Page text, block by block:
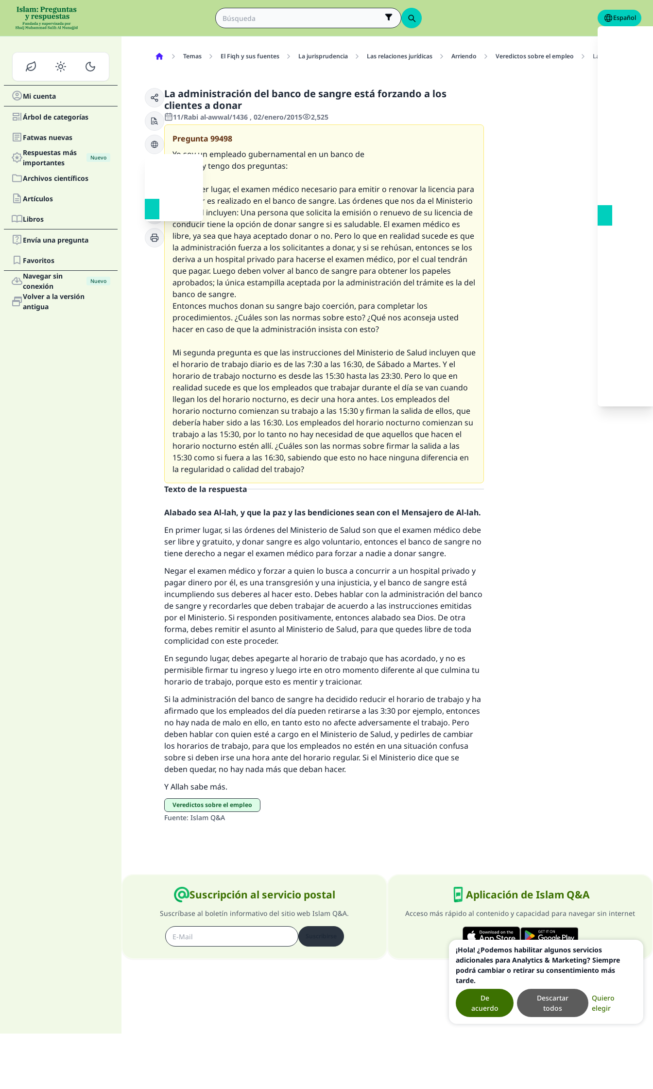
Español
Mi cuenta
Árbol de categorías
Fatwas nuevas
Respuestas más
importantes
Nuevo
Archivos científicos
Artículos
Libros
Envía una pregunta
Favoritos
Navegar sin
conexión
Nuevo
Volver a la versión
antigua
Temas El Fiqh y sus fuentes La jurisprudencia Las relaciones jurídicas Arriendo Veredictos sobre el empleo La administración
La administración del banco de sangre está forzando a los
clientes a donar
11/Rabi al-awwal/1436 , 02/enero/2015 2,525
Pregunta 99498
Yo soy un empleado gubernamental en un banco de
sangre, y tengo dos preguntas:
En primer lugar, el examen médico necesario para emitir o renovar la licencia para
conducir es realizado en el banco de sangre. Las órdenes que nos da el Ministerio
de Salud incluyen: Una persona que solicita la emisión o renuevo de su licencia de
conducir tiene la opción de donar sangre si es saludable. El examen médico es
libre, ya sea que haya aceptado donar o no. Pero lo que en realidad sucede es que
la administración fuerza a los solicitantes a donar, y si se rehúsan, entonces se los
deriva a un hospital privado para hacerse el examen médico, por el cual tendrán
que pagar. Luego deben volver al banco de sangre para obtener los papeles
aprobados; la única estampilla aceptada por la administración del trámite es la del
banco de sangre.
Entonces muchos donan su sangre bajo coerción, para completar los
procedimientos. ¿Cuáles son las normas sobre esto? ¿Qué nos aconseja usted
hacer en caso de que la administración insista con esto?
Mi segunda pregunta es que las instrucciones del Ministerio de Salud incluyen que
el horario de trabajo diario es de las 7:30 a las 16:30, de Sábado a Martes. Y el
horario de trabajo nocturno es desde las 15:30 hasta las 23:30. Pero lo que en
realidad sucede es que los empleados que trabajar durante el día se van cuando
llegan los del horario nocturno, es decir una hora antes. Los empleados del
horario nocturno comienzan su trabajo a las 15:30 y firman la salida de ellos, que
debería haber sido a las 16:30. Los empleados del horario nocturno comienzan su
trabajo a las 15:30, por lo tanto no hay necesidad de que aquellos que hacen el
horario nocturno estén allí. ¿Cuáles son las normas sobre firmar la salida a las
15:30 como si fuera a las 16:30, sabiendo que esto no hace ninguna diferencia en
la regularidad o calidad del trabajo?
Texto de la respuesta
Alabado sea Al-lah, y que la paz y las bendiciones sean con el Mensajero de Al-lah.
En primer lugar, si las órdenes del Ministerio de Salud son que el examen médico debe
ser libre y gratuito, y donar sangre es algo voluntario, entonces el banco de sangre no
tiene derecho a negar el examen médico para forzar a nadie a donar sangre.
Negar el examen médico y forzar a quien lo busca a concurrir a un hospital privado y
pagar dinero por él, es una transgresión y una injusticia, y el banco de sangre está
incumpliendo sus deberes al hacer esto. Debes hablar con la administración del banco
de sangre y recordarles que deben trabajar de acuerdo a las instrucciones emitidas
por el Ministerio. Si responden positivamente, entonces alabado sea Dios. De otra
forma, debes remitir el asunto al Ministerio de Salud, para que quedes libre de toda
complicidad con este proceder.
En segundo lugar, debes apegarte al horario de trabajo que has acordado, y no es
permisible firmar tu ingreso y luego irte en otro momento diferente al que culmina tu
horario de trabajo, porque esto es mentir y traicionar.
Si la administración del banco de sangre ha decidido reducir el horario de trabajo y ha
afirmado que los empleados del día pueden retirarse a las 3:30 por ejemplo, entonces
no hay nada de malo en ello, en tanto esto no afecte adversamente el trabajo. Pero
deben hablar con quien esté a cargo en el Ministerio de Salud, y pedirles de cambiar
los horarios de trabajo, para que los empleados no estén en una situación confusa
sobre si deben irse una hora ante del horario regular. Si el Ministerio dice que se
deben quedar, no hay nada más que deban hacer.
Y Allah sabe más.
Veredictos sobre el empleo
Fuente: Islam Q&A
Suscripción al servicio postal
Suscríbase al boletín informativo del sitio web Islam Q&A.
Aplicación de Islam Q&A
Acceso más rápido al contenido y capacidad para navegar sin internet
La respuesta no. 110845 salvó un matrimonio.
Desde la Q hasta la A, su contribución ayuda a IslamQA.
"Una persona que orienta a otros a hacer el bien obtendrá la
misma recompensa que aquellos que lo realicen."
(MUSLIM, 1893)
Contribuir
¡Hola! ¿Podemos habilitar algunos servicios
adicionales para Analytics & Marketing? Siempre
podrá cambiar o retirar su consentimiento más
tarde.
Quiero
elegir
Descartar
todos
De
acuerdo